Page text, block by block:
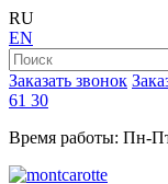
RU
EN
Заказать звонок
61 30
Время работы: Пн-